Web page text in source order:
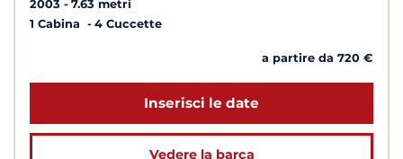
2003
7.63 metri
1 Cabina
4 Cuccette
a partire da 720 €
Inserisci le date
Vedere la barca